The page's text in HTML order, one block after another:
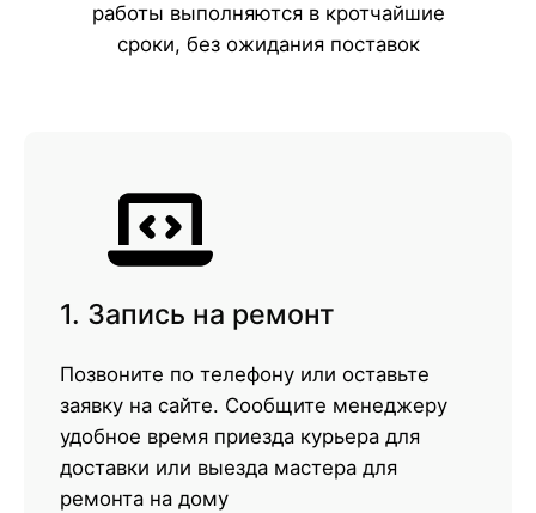
работы выполняются в кротчайшие
сроки, без ожидания поставок
1. Запись на ремонт
Позвоните по телефону или оставьте
заявку на сайте. Сообщите менеджеру
удобное время приезда курьера для
доставки или выезда мастера для
ремонта на дому